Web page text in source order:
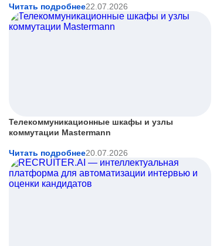
Читать подробнее22.07.2026
Телекоммуникационные шкафы и узлы
коммутации Mastermann
Читать подробнее20.07.2026